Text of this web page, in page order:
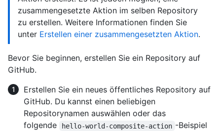
zusammengesetzte Aktion im selben Repository
zu erstellen. Weitere Informationen finden Sie
unter Erstellen einer zusammengesetzten Aktion.
Bevor Sie beginnen, erstellen Sie ein Repository auf
GitHub.
Erstellen Sie ein neues öffentliches Repository auf
GitHub. Du kannst einen beliebigen
Repositorynamen auswählen oder das
folgende
hello-world-composite-action -Beispiel